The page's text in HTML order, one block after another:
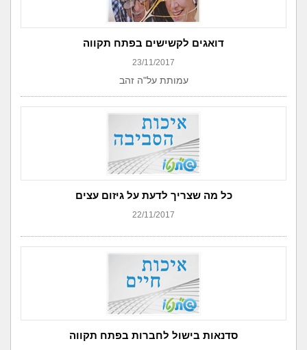
דואגים לקשישים בפתח תקווה
23/11/2017
עמותת על"ה זהב
כל מה שצריך לדעת על גיזום עצים
22/11/2017
סדנאות בישול לחברות בפתח תקווה